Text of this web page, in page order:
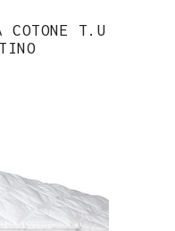
COTONE T.U